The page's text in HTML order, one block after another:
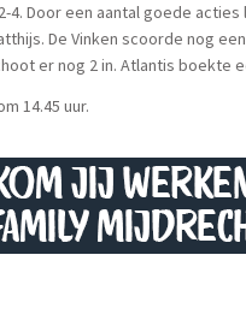
Door een aantal goede
De Vinken scoorde nog
er nog 2 in. Atlantis boekte
14.45 uur.